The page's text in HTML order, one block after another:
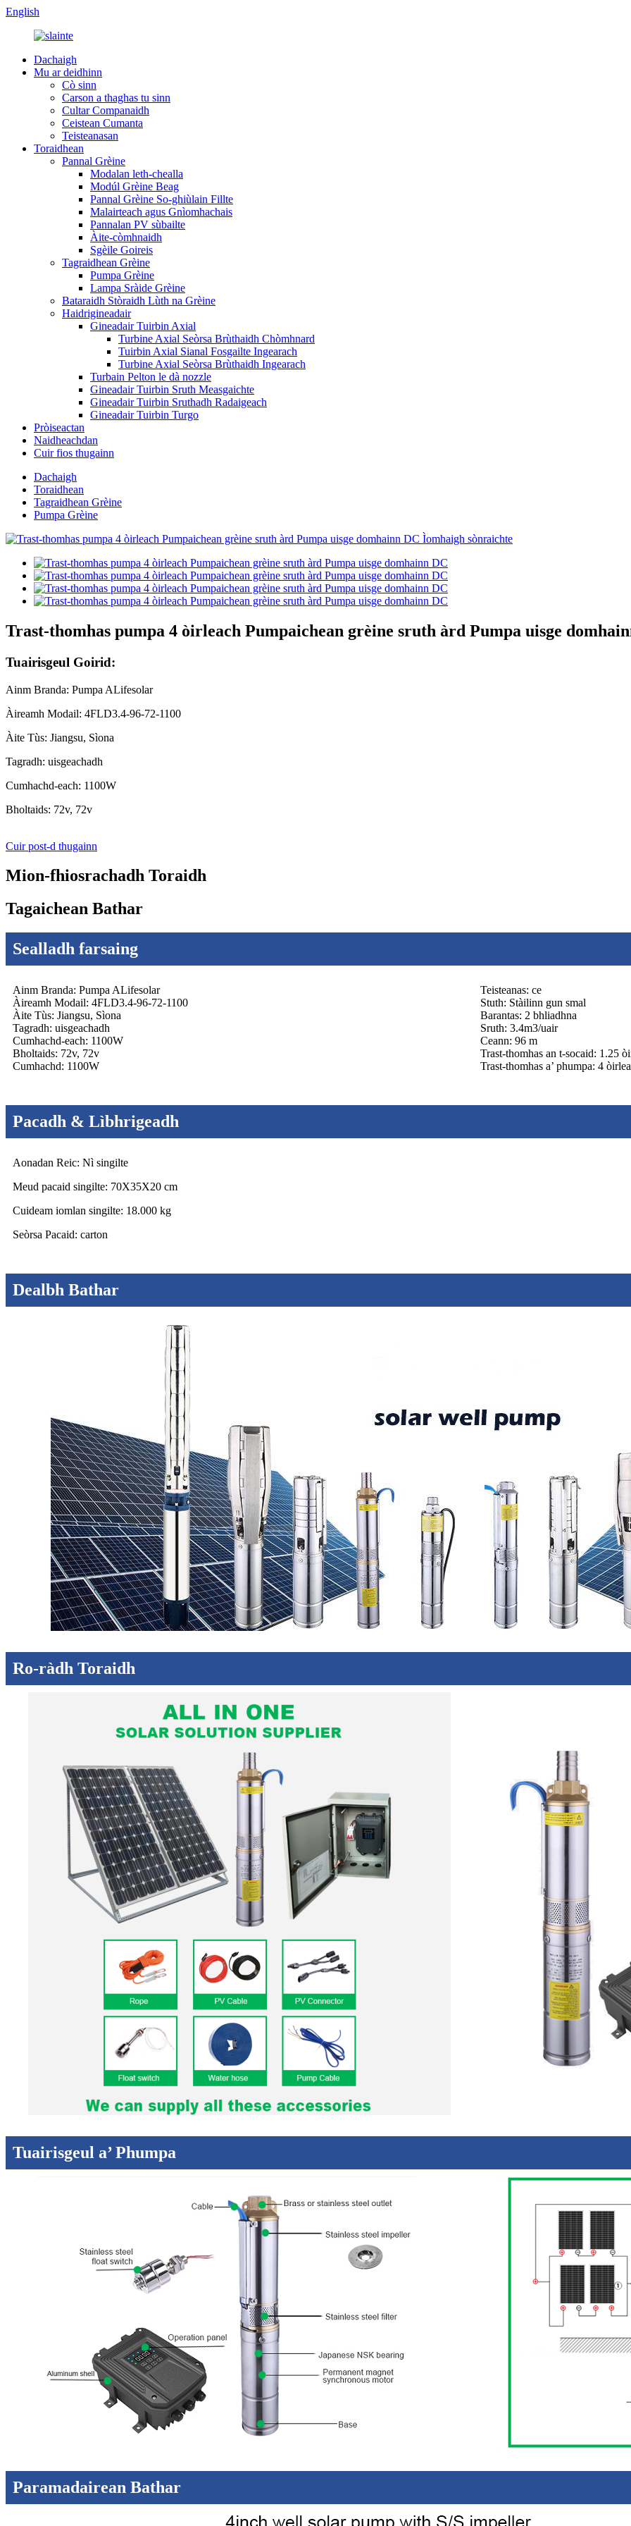
English
Dachaigh
Mu ar deidhinn
Cò sinn
Carson a thaghas tu sinn
Cultar Companaidh
Ceistean Cumanta
Teisteanasan
Toraidhean
Pannal Grèine
Modalan leth-chealla
Modúl Grèine Beag
Pannal Grèine So-ghiùlain Fillte
Malairteach agus Gnìomhachais
Pannalan PV sùbailte
Àite-còmhnaidh
Sgèile Goireis
Tagraidhean Grèine
Pumpa Grèine
Lampa Sràide Grèine
Bataraidh Stòraidh Lùth na Grèine
Haidrigineadair
Gineadair Tuirbin Axial
Turbine Axial Seòrsa Brùthaidh Chòmhnard
Tuirbin Axial Sianal Fosgailte Ingearach
Turbine Axial Seòrsa Brùthaidh Ingearach
Turbain Pelton le dà nozzle
Gineadair Tuirbin Sruth Measgaichte
Gineadair Tuirbin Sruthadh Radaigeach
Gineadair Tuirbin Turgo
Pròiseactan
Naidheachdan
Cuir fios thugainn
Dachaigh
Toraidhean
Tagraidhean Grèine
Pumpa Grèine
Trast-thomhas pumpa 4 òirleach Pumpaichean grèine sruth àrd Pumpa uisge
Tuairisgeul Goirid:
Ainm Branda: Pumpa ALifesolar
Àireamh Modail: 4FLD3.4-96-72-1100
Àite Tùs: Jiangsu, Sìona
Tagradh: uisgeachadh
Cumhachd-each: 1100W
Bholtaids: 72v, 72v
Cuir post-d thugainn
Mion-fhiosrachadh Toraidh
Tagaichean Bathar
Sealladh farsaing
Ainm Branda: Pumpa ALifesolar
Àireamh Modail: 4FLD3.4-96-72-1100
Àite Tùs: Jiangsu, Sìona
Tagradh: uisgeachadh
Cumhachd-each: 1100W
Bholtaids: 72v, 72v
Cumhachd: 1100W
Teisteanas: ce
Stuth: Stàilinn gun smal
Barantas: 2 bhliadhna
Sruth: 3.4m3/uair
Ceann: 96 m
Trast-thomhas an t-socaid: 1.25
Trast-thomhas a’ phumpa: 4
Pacadh & Lìbhrigeadh
Aonadan Reic: Nì singilte
Meud pacaid singilte: 70X35X20 cm
Cuideam iomlan singilte: 18.000 kg
Seòrsa Pacaid: carton
Dealbh Bathar
Ro-ràdh Toraidh
Tuairisgeul a’ Phumpa
Paramadairean Bathar